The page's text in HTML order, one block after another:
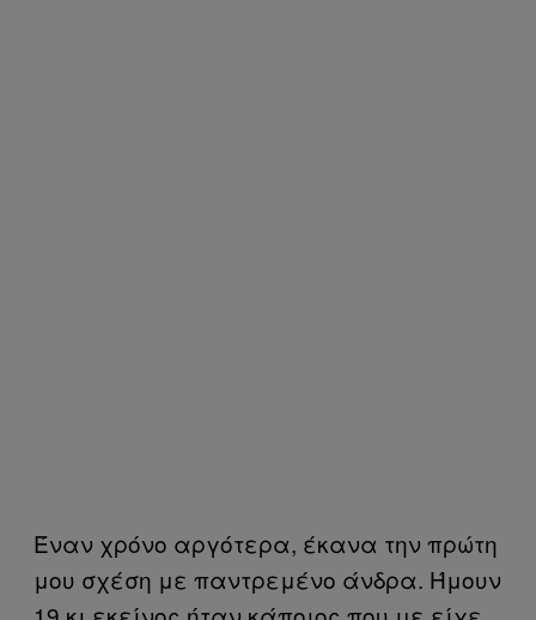
Έναν χρόνο αργότερα, έκανα την πρώτη
μου σχέση με παντρεμένο άνδρα. Ήμουν